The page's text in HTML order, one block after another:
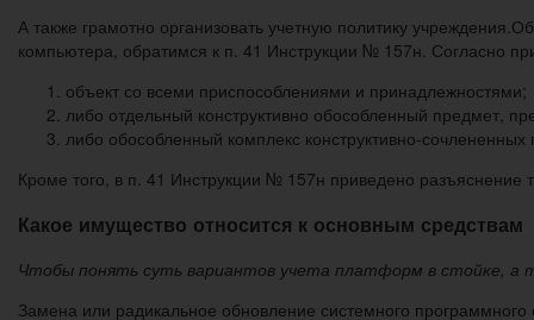
А также грамотно организовать учетную политику
компьютера, обратимся к п. 41 Инструкции № 157н. Согласно
объект со всеми приспособлениями и принадлежностями;
либо отдельный конструктивно обособленный предмет,
либо обособленный комплекс конструктивно-
Кроме того, в п. 41 Инструкции № 157н приведено разъяснение
Какое имущество относится к основным средствам
Чтобы понять суть вариантов учета платформ в стойке, а
Замена или радикальное обновление системного программного